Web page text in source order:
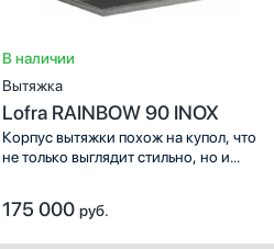
В наличии
Вытяжка
Lofra RAINBOW 90 INOX
Корпус вытяжки похож на купол, что
не только выглядит стильно, но и
удаления пара, пыли, разного размера
175 000 руб.